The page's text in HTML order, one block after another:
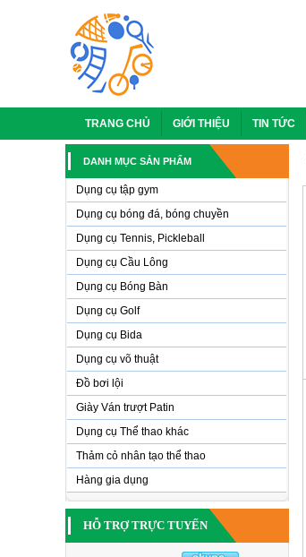
TRANG CHỦ GIỚI THIỆU TIN TỨC
DANH MỤC SẢN PHẨM
Dụng cụ tập gym
Dụng cụ bóng đá, bóng chuyền
Dụng cụ Tennis, Pickleball
Dụng cụ Cầu Lông
Dụng cụ Bóng Bàn
Dụng cụ Golf
Dụng cụ Bida
Dụng cụ võ thuật
Đồ bơi lội
Giày Ván trượt Patin
Dụng cụ Thể thao khác
Thảm cỏ nhân tạo thể thao
Hàng gia dụng
HỖ TRỢ TRỰC TUYẾN